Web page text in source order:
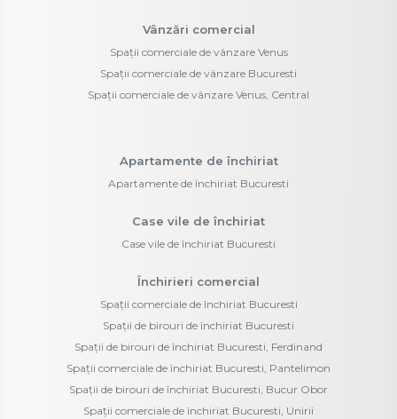
Vânzări comercial
Spații comerciale de vânzare Venus
Spații comerciale de vânzare Bucuresti
Spații comerciale de vânzare Venus, Central
Apartamente de închiriat
Apartamente de închiriat Bucuresti
Case vile de închiriat
Case vile de închiriat Bucuresti
Închirieri comercial
Spații comerciale de închiriat Bucuresti
Spații de birouri de închiriat Bucuresti
Spații de birouri de închiriat Bucuresti, Ferdinand
Spații comerciale de închiriat Bucuresti, Pantelimon
Spații de birouri de închiriat Bucuresti, Bucur Obor
Spații comerciale de închiriat Bucuresti, Unirii